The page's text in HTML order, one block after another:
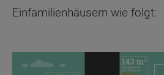
Einfamilienhäusern wie folgt: